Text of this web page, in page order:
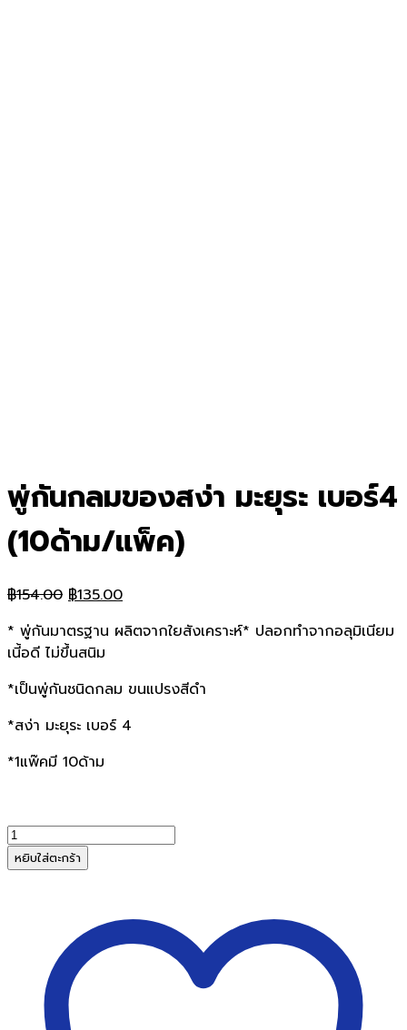
พู่กันกลมของสง่า มะยุระ เบอร์4
(10ด้าม/แพ็ค)
฿154.00 Original
was:
฿154.00.
฿135.00Current
is:
* พู่กันมาตรฐาน ผลิตจากใยสังเคราะห์* ปลอกทำจากอลุมิเนียม
เนี้อดี ไม่ขึ้นสนิม
*เป็นพู่กันชนิดกลม ขนแปรงสีดำ
*สง่า มะยุระ เบอร์ 4
*1แพ๊คมี 10ด้าม
จำนวน
พู่กัน
กลม
เบอร์4
(10ด้าม/
หยิบใส่ตะกร้า